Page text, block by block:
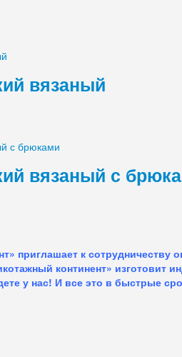
вязаный
вязаный с
приглашает к
континент»
у нас! И все это в быстрые